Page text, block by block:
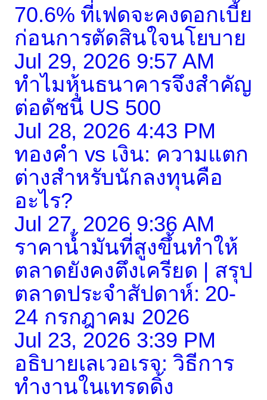
70.6% ที่เฟดจะคงดอกเบี้ย
ก่อนการตัดสินใจนโยบาย
Jul 29, 2026 9:57 AM
ทำไมหุ้นธนาคารจึงสำคัญ
ต่อดัชนี US 500
Jul 28, 2026 4:43 PM
ทองคำ vs เงิน: ความแตก
ต่างสำหรับนักลงทุนคือ
อะไร?
Jul 27, 2026 9:36 AM
ราคาน้ำมันที่สูงขึ้นทำให้
ตลาดยังคงตึงเครียด | สรุป
ตลาดประจำสัปดาห์: 20-
24 กรกฎาคม 2026
Jul 23, 2026 3:39 PM
อธิบายเลเวอเรจ: วิธีการ
ทำงานในเทรดดิ้ง